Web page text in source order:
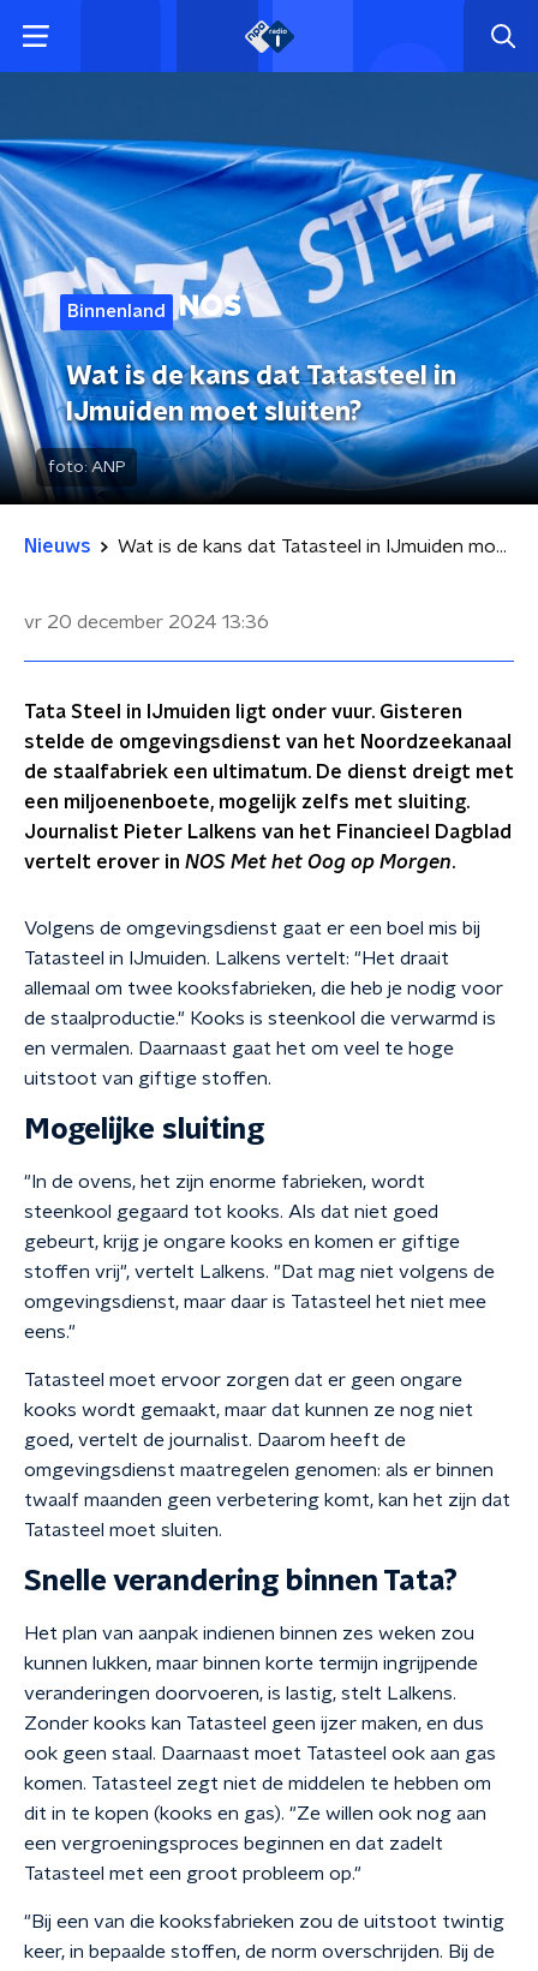
Binnenland
Wat is de kans dat Tatasteel in
IJmuiden moet sluiten?
foto:ANP
Nieuws Wat is de kans dat Tatasteel in IJmuiden moet sluiten?
vr 20 december 2024 13:36
Tata Steel in IJmuiden ligt onder vuur. Gisteren
stelde de omgevingsdienst van het Noordzeekanaal
de staalfabriek een ultimatum. De dienst dreigt met
een miljoenenboete, mogelijk zelfs met sluiting.
Journalist Pieter Lalkens van het Financieel Dagblad
vertelt erover in NOS Met het Oog op Morgen.
Volgens de omgevingsdienst gaat er een boel mis bij
Tatasteel in IJmuiden. Lalkens vertelt: "Het draait
allemaal om twee kooksfabrieken, die heb je nodig voor
de staalproductie." Kooks is steenkool die verwarmd is
en vermalen. Daarnaast gaat het om veel te hoge
uitstoot van giftige stoffen.
Mogelijke sluiting
"In de ovens, het zijn enorme fabrieken, wordt
steenkool gegaard tot kooks. Als dat niet goed
gebeurt, krijg je ongare kooks en komen er giftige
stoffen vrij", vertelt Lalkens. "Dat mag niet volgens de
omgevingsdienst, maar daar is Tatasteel het niet mee
eens."
Tatasteel moet ervoor zorgen dat er geen ongare
kooks wordt gemaakt, maar dat kunnen ze nog niet
goed, vertelt de journalist. Daarom heeft de
omgevingsdienst maatregelen genomen: als er binnen
twaalf maanden geen verbetering komt, kan het zijn dat
Tatasteel moet sluiten.
Snelle verandering binnen Tata?
Het plan van aanpak indienen binnen zes weken zou
kunnen lukken, maar binnen korte termijn ingrijpende
veranderingen doorvoeren, is lastig, stelt Lalkens.
Zonder kooks kan Tatasteel geen ijzer maken, en dus
ook geen staal. Daarnaast moet Tatasteel ook aan gas
komen. Tatasteel zegt niet de middelen te hebben om
dit in te kopen (kooks en gas). "Ze willen ook nog aan
een vergroeningsproces beginnen en dat zadelt
Tatasteel met een groot probleem op."
"Bij een van die kooksfabrieken zou de uitstoot twintig
keer, in bepaalde stoffen, de norm overschrijden. Bij de